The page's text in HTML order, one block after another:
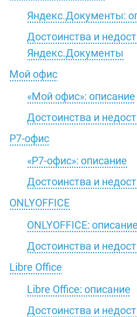
Яндекс.Документы:
Достоинства и
Яндекс.Документы
Мой офис
«Мой офис»: описание
Достоинства и
Р7-офис
«Р7-офис»: описание
Достоинства и
ONLYOFFICE
ONLYOFFICE: описание
Достоинства и
Libre Office
Libre Office: описание
Достоинства и